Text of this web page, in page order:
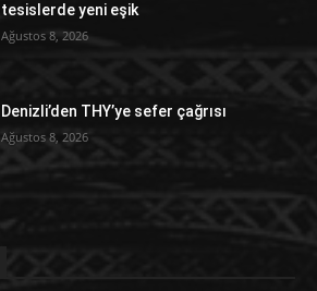
tesislerde yeni eşik
Ağustos 8, 2026
Denizli’den THY’ye sefer çağrısı
Ağustos 8, 2026